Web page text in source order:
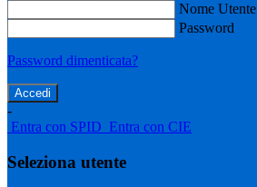
Nome Utente
Password
Password dimenticata?
-
Entra con SPID Entra con CIE
Seleziona utente